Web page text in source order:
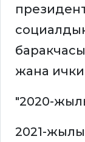
жана
"2020-
2021-